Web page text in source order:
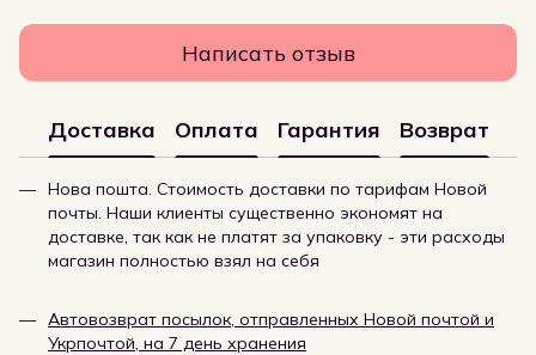
Написать отзыв
Доставка Оплата Гарантия Возврат
Нова пошта. Стоимость доставки по тарифам Новой
почты. Наши клиенты существенно экономят на
доставке, так как не платят за упаковку - эти расходы
магазин полностью взял на себя
Автовозврат посылок, отправленных Новой почтой и
Укрпочтой, на 7 день хранения